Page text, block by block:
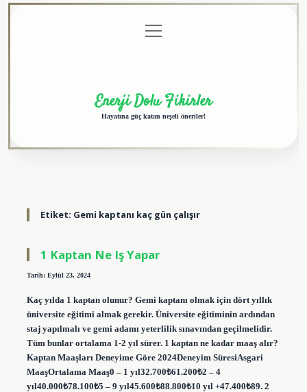
menüyü
aç
Enerji Dolu Fikirler
Hayatına güç katan neşeli öneriler!
Etiket: Gemi kaptanı kaç gün çalışır
1 Kaptan Ne Iş Yapar
Tarih: Eylül 23, 2024
Kaç yılda 1 kaptan olunur? Gemi kaptanı olmak için dört yıllık
üniversite eğitimi almak gerekir. Üniversite eğitiminin ardından
staj yapılmalı ve gemi adamı yeterlilik sınavından geçilmelidir.
Tüm bunlar ortalama 1-2 yıl sürer. 1 kaptan ne kadar maaş alır?
Kaptan Maaşları Deneyime Göre 2024Deneyim SüresiAsgari
MaaşOrtalama Maaş0 – 1 yıl32.700₺61.200₺2 – 4
yıl40.000₺78.100₺5 – 9 yıl45.600₺88.800₺10 yıl +47.400₺89. 2